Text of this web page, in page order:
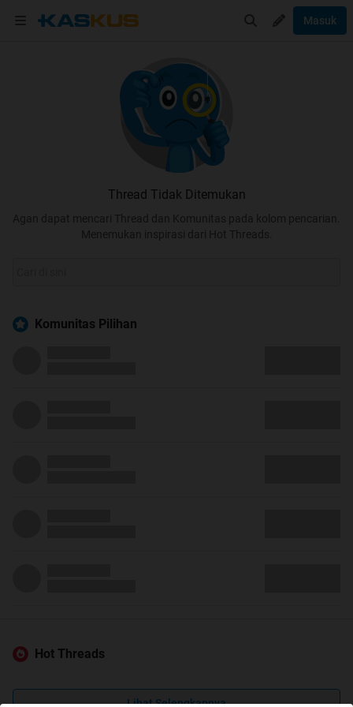
Masuk
Thread Tidak Ditemukan
Agan dapat mencari Thread dan Komunitas pada kolom pencarian.
Menemukan inspirasi dari Hot Threads.
Komunitas Pilihan
Hot Threads
Lihat Selengkapnya